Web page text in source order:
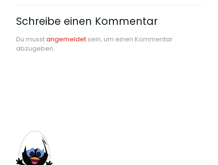
Schreibe einen Kommentar
Du musstangemeldet sein, um einen Kommentar
abzugeben.